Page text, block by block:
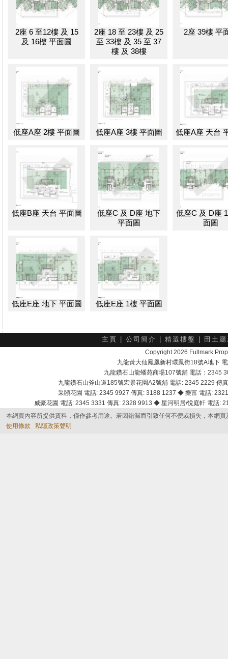
2座 6 至12樓 及 15
及 16樓 平面圖
2座 18 至 23樓 及 25
至 33樓 及 35 至 37
樓 及 38樓
2座 39樓 平
低座A座 2樓 平面圖 低座A座 3樓 平面圖 低座A座 天台
低座B座 天台 平面圖
低座C 及 D座 地下
平面圖
低座C 及 D座
面圖
低座E座 地下 平面圖 低座E座 1樓 平面圖
主頁 公司簡介 精選樓盤 田土
Copyright 2026 Fullmark
九龍黃大仙鳳凰新村環鳳街18號A地下
九龍鑽石山龍蟠苑商場107號舖 電話：2345
九龍鑽石山斧山道185號宏景花園A2號舖 電話: 2345 2229
采頣花園 電話: 2345 9927 傳真: 3188 1237 ◆ 樂富 電話:
威豪花園 電話: 2345 3331 傳真: 2328 9913 ◆ 星河明居/悅庭軒 電話
本網頁內容所提供資料，僅作參考用途。若因錯漏而引致任何不便或損失，本網
使用條款
私隱政策聲明